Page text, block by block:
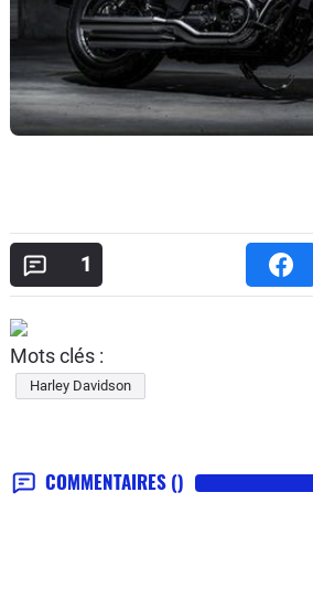
1
Mots clés :
Harley Davidson
COMMENTAIRES ()